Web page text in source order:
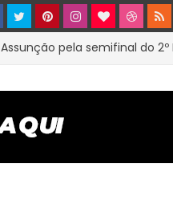
pela semifinal do 2º